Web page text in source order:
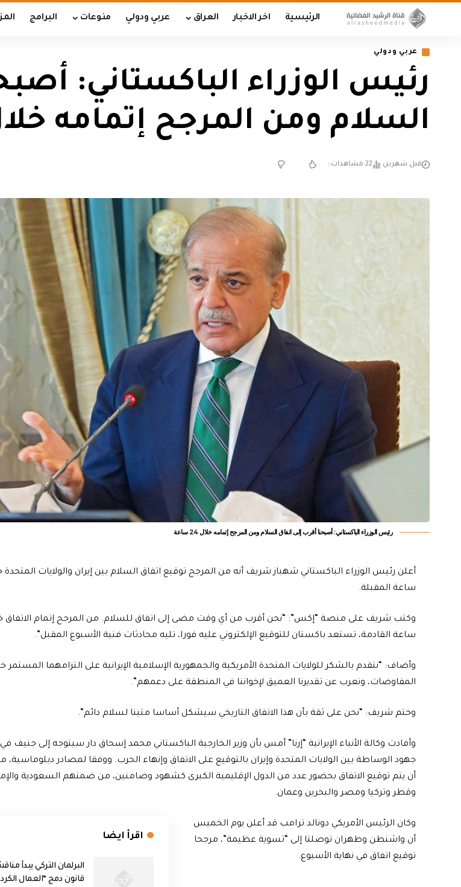
الرئيسية اخر الاخبار العراق عربي ودولي منوعات البرامج
عربي ودولي
رئيس الوزراء الباكستاني:
السلام ومن المرجح إتمامه خلال 24
قبل شهرين 22 مشاهدات
رئيس الوزراء الباكستاني: أصبحنا أقرب إلى اتفاق السلام ومن المرجح إتمامه خلال 24 ساعة
ساعة المقبلة.
ساعة القادمة، تستعد باكستان للتوقيع الإلكتروني عليه فورا، تليه محادثات فنية الأسبوع المقبل”.
وأضاف: “نتقدم بالشكر للولايات المتحدة الأمريكية والجمهورية الإسلامية الإيرانية على التزامهما المستمر
المفاوضات، ونعرب عن تقديرنا العميق لإخواننا في المنطقة على دعمهم”.
وختم شريف: “نحن على ثقة بأن هذا الاتفاق التاريخي سيشكل أساسا متينا لسلام دائم”.
وأفادت وكالة الأنباء الإيرانية “إرنا” أمس بأن وزير الخارجية الباكستاني محمد إسحاق دار سيتوجه إلى جنيف
جهود الوساطة بين الولايات المتحدة وإيران بالتوقيع على الاتفاق وإنهاء الحرب. ووفقا لمصادر دبلوماسية،
أن يتم توقيع الاتفاق بحضور عدد من الدول الإقليمية الكبرى كشهود وضامنين، من ضمنهم السعودية
وقطر وتركيا ومصر والبحرين وعمان.
اقرأ ايضا
البرلمان التركي يبدأ
قانون دمج “العمال
وكان الرئيس الأمريكي دونالد ترامب قد أعلن يوم الخميس
أن واشنطن وطهران توصلتا إلى “تسوية عظيمة”، مرجحا
توقيع اتفاق في نهاية الأسبوع.